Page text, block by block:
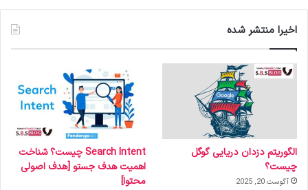
اخیرا منتشر شده
الگوریتم دزدان دریایی گوگل
چیست؟
آگوست 20, 2025
Search Intent چیست؟ شناخت
اهمیت هدف جستو [هدف اصولی
محتوا]